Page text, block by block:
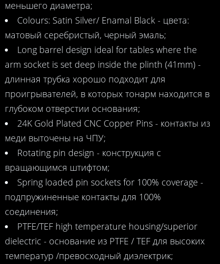
меньшего диаметра;
Colours: Satin Silver/ Enamal Black - цвета:
матовый серебристый, черный эмаль;
Long barrel design ideal for tables where the
arm socket is set deep inside the plinth (41mm) -
длинная трубка хорошо подходит для
проигрывателей, в которых тонарм находится в
глубоком отверстии основания;
24K Gold Plated CNC Copper Pins - контакты из
меди выточены на ЧПУ;
Rotating pin design - конструкция с
вращающимся штифтом;
Spring loaded pin sockets for 100% coverage -
подпружиненные контакты для 100%
соединения;
PTFE/TEF high temperature housing/superior
dielectric - основание из PTFE / TEF для высоких
температур /превосходный диэлектрик;